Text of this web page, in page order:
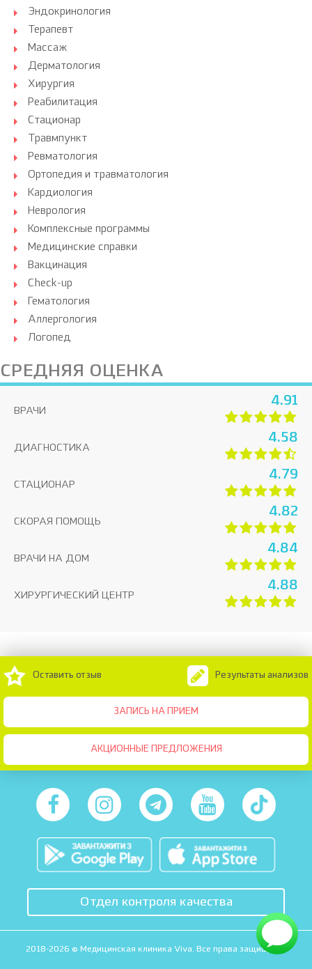
Эндокринология
Терапевт
Массаж
Дерматология
Хирургия
Реабилитация
Стационар
Травмпункт
Ревматология
Ортопедия и травматология
Кардиология
Неврология
Комплексные программы
Медицинские справки
Вакцинация
Check-up
Гематология
Аллергология
Логопед
СРЕДНЯЯ ОЦЕНКА
ВРАЧИ
4.91
ДИАГНОСТИКА
4.58
СТАЦИОНАР
4.79
СКОРАЯ ПОМОЩЬ
4.82
ВРАЧИ НА ДОМ
4.84
ХИРУРГИЧЕСКИЙ ЦЕНТР
4.88
ЗАПИСЬ НА ПРИЕМ
Оставить отзыв Результаты анализов
АКЦИОННЫЕ ПРЕДЛОЖЕНИЯ
Отдел контроля качества
2018-2026 © Медицинская клиника Viva. Все права защищены.